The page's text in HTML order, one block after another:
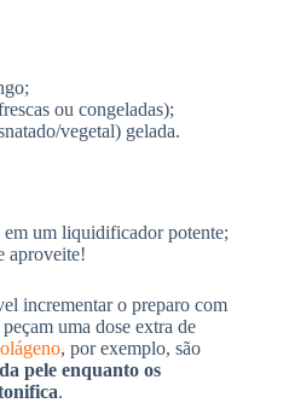
ou congeladas);
vegetal) gelada.
em um liquidificador potente;
aproveite!
incrementar o preparo com
uma dose extra de
, por exemplo, são
pele enquanto os
.